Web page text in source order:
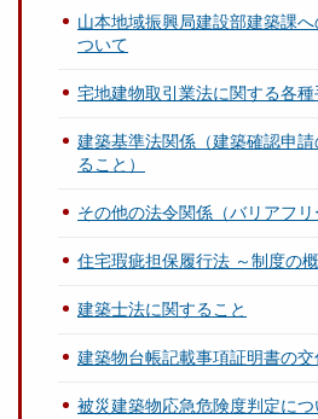
山本地域振興局建設部建築課
ついて
宅地建物取引業法に関する各
建築基準法関係（建築確認申
ること）
その他の法令関係（バリアフリ
住宅瑕疵担保履行法 ～制度の
建築士法に関すること
建築物台帳記載事項証明書の
被災建築物応急危険度判定につ